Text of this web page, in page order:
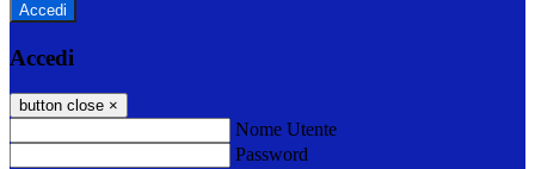
Accedi
Accedi
button close ×
Nome Utente
Password